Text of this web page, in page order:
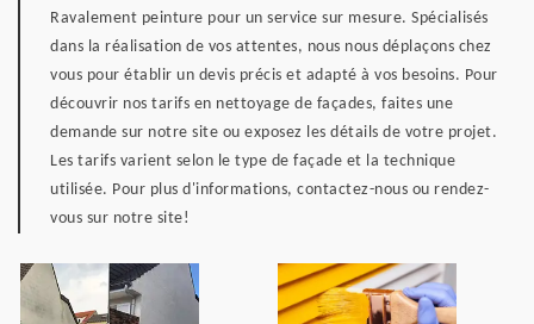
Ravalement peinture pour un service sur mesure. Spécialisés
dans la réalisation de vos attentes, nous nous déplaçons chez
vous pour établir un devis précis et adapté à vos besoins. Pour
découvrir nos tarifs en nettoyage de façades, faites une
demande sur notre site ou exposez les détails de votre projet.
Les tarifs varient selon le type de façade et la technique
utilisée. Pour plus d'informations, contactez-nous ou rendez-
vous sur notre site!